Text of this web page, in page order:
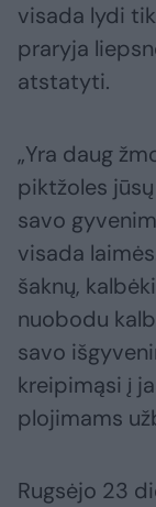
visada lydi
praryja
atstatyti.
„Yra daug
piktžoles
savo
visada
šaknų,
nuobodu
savo
kreipimąsi į
plojimams
Rugsėjo 23